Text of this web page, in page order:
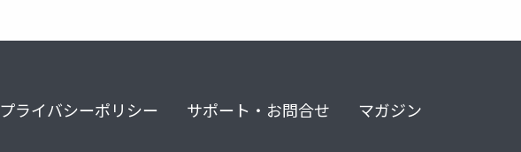
プライバシーポリシー サポート・お問合せ マガジン